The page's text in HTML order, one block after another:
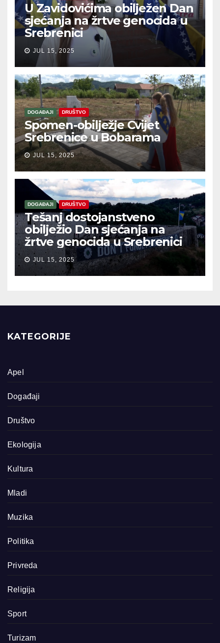
U Zavidovićima obilježen Dan
sjećanja na žrtve genocida u
Srebrenici
JUL 15, 2025
DOGAĐAJI DRUŠTVO
Spomen-obilježje Cvijet
Srebrenice u Bobarama
JUL 15, 2025
DOGAĐAJI DRUŠTVO
Tešanj dostojanstveno
obilježio Dan sjećanja na
žrtve genocida u Srebrenici
JUL 15, 2025
KATEGORIJE
Apel
Događaji
Društvo
Ekologija
Kultura
Mladi
Muzika
Politika
Privreda
Religija
Sport
Turizam